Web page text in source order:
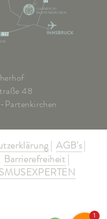
A12
GARMISCH-
PARTENKIRCHEN
48
Partenkirchen
AGB's
Barrierefreiheit
1